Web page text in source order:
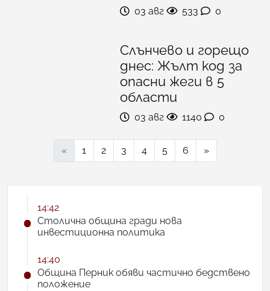
03 авг 533 0
Слънчево и горещо
днес: Жълт код за
опасни жеги в 5
области
03 авг 1140 0
« 1 2 3 4 5 6 »
14:42
Столична община гради нова
инвестиционна политика
14:40
Община Перник обяви частично бедствено
положение